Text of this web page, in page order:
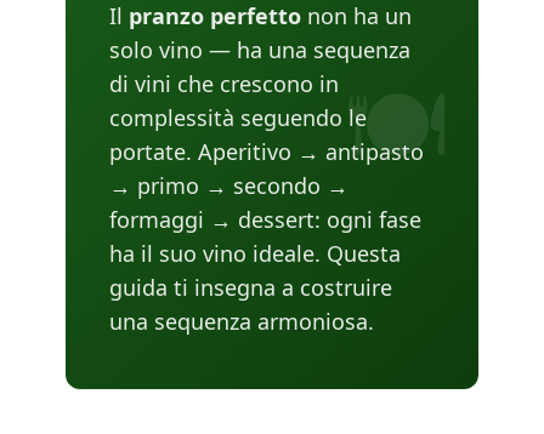
Il pranzo perfetto non ha un
solo vino — ha una sequenza
di vini che crescono in
complessità seguendo le
portate. Aperitivo → antipasto
→ primo → secondo →
formaggi → dessert: ogni fase
ha il suo vino ideale. Questa
guida ti insegna a costruire
una sequenza armoniosa.